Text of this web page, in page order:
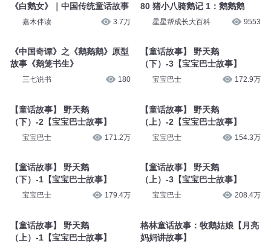
《白鹅女》｜中国传统童话故事
嘉木伴读 3.7万
《中国奇谭》之《鹅鹅鹅》原型
故事《鹅笼书生》
三七说书 180
【童话故事】 野天鹅
（下）-2【宝宝巴士故事】
宝宝巴士 171.2万
【童话故事】 野天鹅
（下）-1【宝宝巴士故事】
宝宝巴士 179.4万
【童话故事】 野天鹅
（上）-1【宝宝巴士故事】
80 猪小八骑鹅记 1：鹅鹅鹅
星星帮成长大百科 9553
【童话故事】 野天鹅
（下）-3【宝宝巴士故事】
宝宝巴士 172.9万
【童话故事】 野天鹅
（上）-2【宝宝巴士故事】
宝宝巴士 154.3万
【童话故事】 野天鹅
（上）-3【宝宝巴士故事】
宝宝巴士 208.4万
格林童话故事：牧鹅姑娘【月亮
妈妈讲故事】